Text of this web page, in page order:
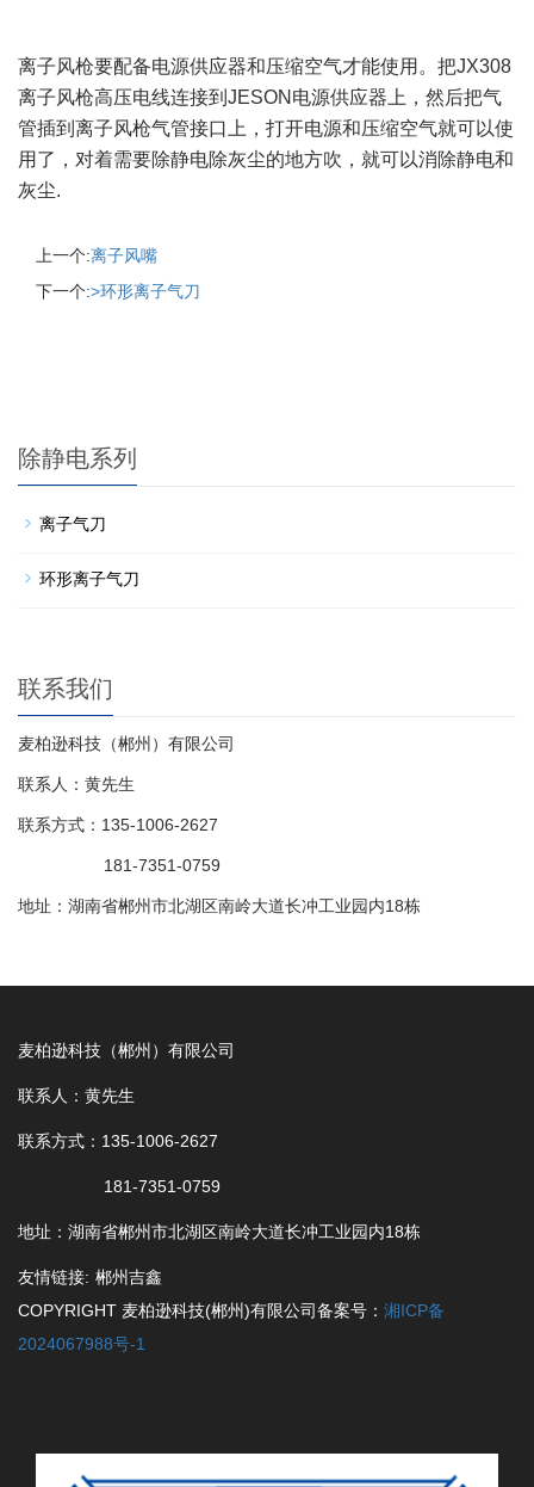
离子风枪要配备电源供应器和压缩空气才能使用。把JX308
离子风枪高压电线连接到JESON电源供应器上，然后把气
管插到离子风枪气管接口上，打开电源和压缩空气就可以使
用了，对着需要除静电除灰尘的地方吹，就可以消除静电和
灰尘.
上一个:离子风嘴
下一个:>环形离子气刀
除静电系列
离子气刀
环形离子气刀
联系我们
麦柏逊科技（郴州）有限公司
联系人：黄先生
联系方式：135-1006-2627
181-7351-0759
地址：湖南省郴州市北湖区南岭大道长冲工业园内18栋
麦柏逊科技（郴州）有限公司
联系人：黄先生
联系方式：135-1006-2627
181-7351-0759
地址：湖南省郴州市北湖区南岭大道长冲工业园内18栋
友情链接: 郴州吉鑫
COPYRIGHT 麦柏逊科技(郴州)有限公司备案号： 湘ICP备
2024067988号-1